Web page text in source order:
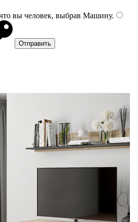
вы человек, выбрав Машину.